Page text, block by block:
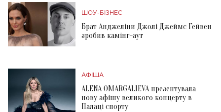
ШОУ-БІЗНЕС
Брат Анджеліни Джолі Джеймс Гейвен
зробив камінг-аут
АФІША
ALENA OMARGALIEVA презентувала
нову афішу великого концерту в
Палаці спорту